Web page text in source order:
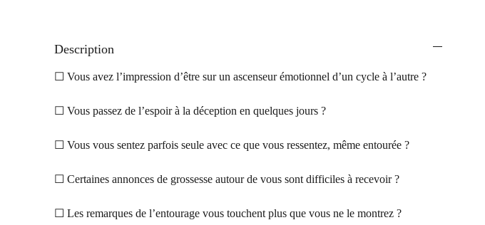
Description
☐ Vous avez l’impression d’être sur un ascenseur émotionnel d’un cycle à l’autre ?
☐ Vous passez de l’espoir à la déception en quelques jours ?
☐ Vous vous sentez parfois seule avec ce que vous ressentez, même entourée ?
☐ Certaines annonces de grossesse autour de vous sont difficiles à recevoir ?
☐ Les remarques de l’entourage vous touchent plus que vous ne le montrez ?